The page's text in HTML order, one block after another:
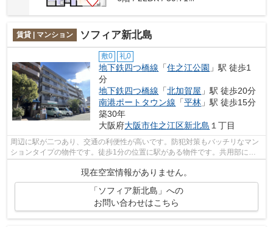
賃貸 | マンション ソフィア新北島
敷0 礼0
地下鉄四つ橋線 「住之江公園 」駅 徒歩1
分
地下鉄四つ橋線 「北加賀屋 」駅 徒歩20分
南港ポートタウン線 「平林 」駅 徒歩15分
築30年
大阪府大阪市住之江区新北島 １丁目
周辺に駅が二つあり、交通の利便性が高いです。防犯対策もバッチリなマン
ションタイプの物件です。徒歩1分の位置に駅がある物件です。共用部には
敷地内ごみ置き場・エレベータなど様々...
現在空室情報がありません。
「ソフィア新北島」への
お問い合わせはこちら